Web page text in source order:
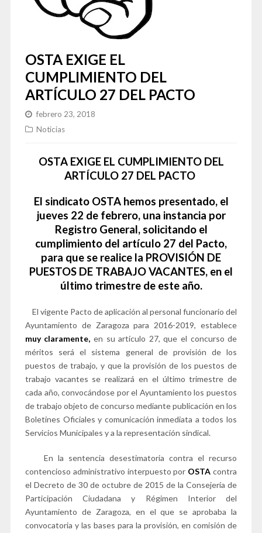
OSTA EXIGE EL
CUMPLIMIENTO DEL
ARTÍCULO 27 DEL PACTO
febrero 23, 2018
Noticias
OSTA EXIGE EL CUMPLIMIENTO DEL
ARTÍCULO 27 DEL PACTO
El sindicato OSTA hemos presentado, el
jueves 22 de febrero, una instancia por
Registro General, solicitando el
cumplimiento del artículo 27 del Pacto,
para que se realice la PROVISIÓN DE
PUESTOS DE TRABAJO VACANTES, en el
último trimestre de este año.
El vigente Pacto de aplicación al personal funcionario del
Ayuntamiento de Zaragoza para 2016-2019, establece
muy claramente, en su artículo 27, que el concurso de
méritos será el sistema general de provisión de los
puestos de trabajo, y que la provisión de los puestos de
trabajo vacantes se realizará en el último trimestre de
cada año, convocándose por el Ayuntamiento los puestos
de trabajo objeto de concurso mediante publicación en los
Boletines Oficiales y comunicación inmediata a todos los
Servicios Municipales y a la representación sindical.
En la sentencia desestimatoria contra el recurso
contencioso administrativo interpuesto por OSTA contra
el Decreto de 30 de octubre de 2015 de la Consejería de
Participación Ciudadana y Régimen Interior del
Ayuntamiento de Zaragoza, en el que se aprobaba la
convocatoria y las bases para la provisión, en comisión de